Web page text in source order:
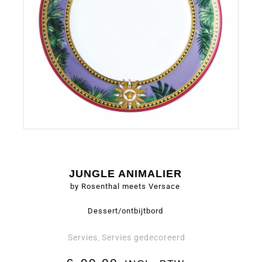
JUNGLE ANIMALIER
by Rosenthal meets Versace
Dessert/ontbijtbord
Servies, Servies gedecoreerd